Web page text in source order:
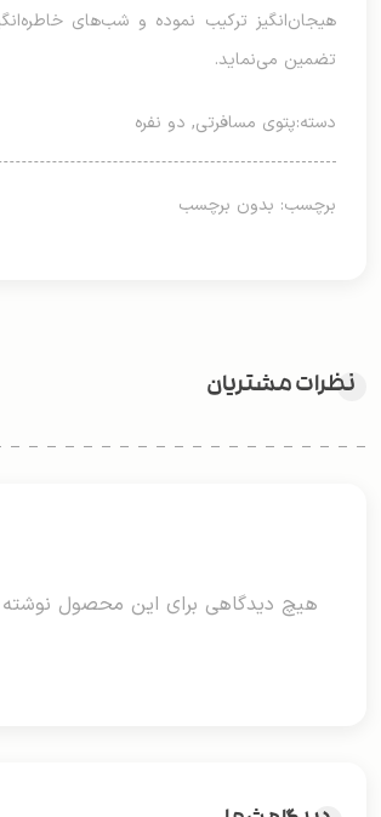
هیجان‌انگیز ترکیب نموده و شب‌های
تضمین می‌نماید.
دسته:پتوی مسافرتی, دو نفره
برچسب: بدون برچسب
نظرات مشتریان
هیچ دیدگاهی برای این محصول